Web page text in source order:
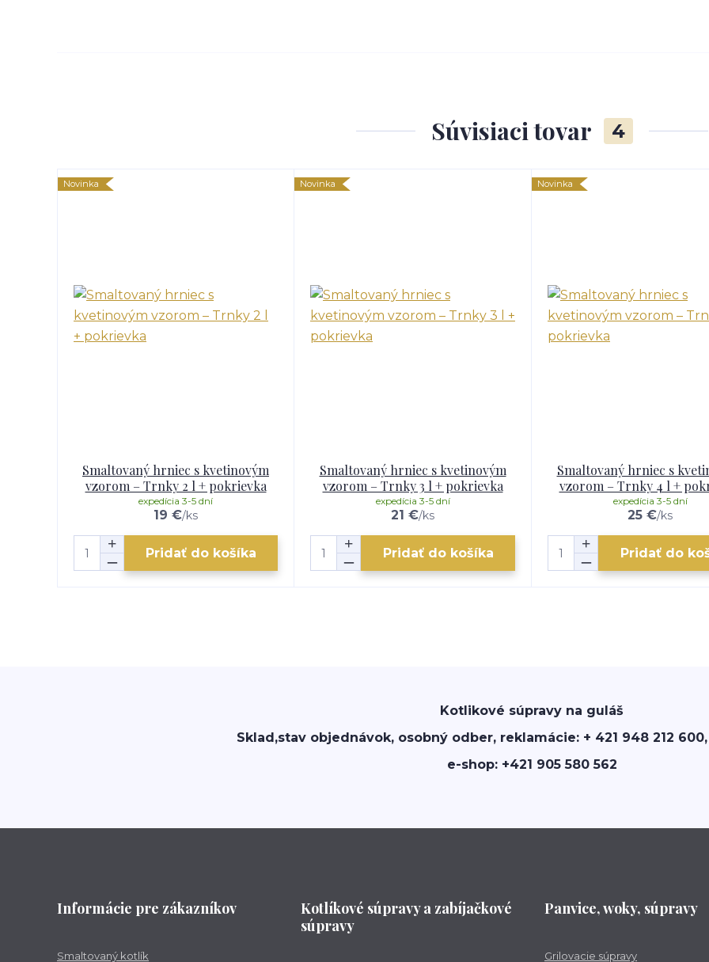
Súvisiaci tovar 4
Novinka
Smaltovaný hrniec s kvetinovým
vzorom – Trnky 2 l + pokrievka
19 €/ks
expedícia 3-5 dní
Pridať do košíka
Novinka
Smaltovaný hrniec s kvetinovým
vzorom – Trnky 3 l + pokrievka
21 €/ks
expedícia 3-5 dní
Pridať do košíka
Novinka
Smaltovaný hrniec s
vzorom – Trnky 4 l +
25 €/ks
expedícia 3-5 dní
Pridať do
Kotlikové súpravy na guláš
Sklad,stav objednávok, osobný odber, reklamácie: + 421 948 212 600,
e-shop: +421 905 580 562
Informácie pre zákazníkov
Smaltovaný kotlík
Kotlíkové súpravy a zabíjačkové
súpravy
Panvice, woky, súpravy
Grilovacie súpravy